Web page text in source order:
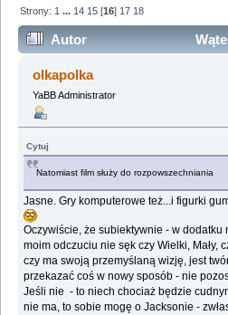
Strony: 1 ... 14 15 [16] 17 18
Autor
TARKOWSKI CZYLI SOLARIS I
(Przeczytany 424136 razy)
olkapolka
YaBB Administrator
Cytuj
Natomiast film służy do rozpowszechniania
Jasne. Gry komputerowe też...i figurki
Oczywiście, że subiektywnie - w dodatku
moim odczuciu nie sęk czy Wielki, Mały,
czy ma swoją przemyślaną wizję, jest
przekazać coś w nowy sposób - nie
Jeśli nie - to niech chociaż będzie
nie ma, to sobie mogę o Jacksonie -